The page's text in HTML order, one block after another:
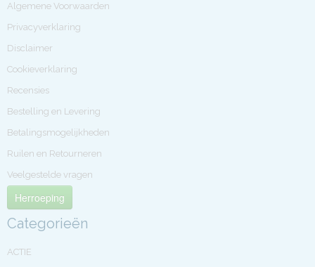
Algemene Voorwaarden
Privacyverklaring
Disclaimer
Cookieverklaring
Recensies
Bestelling en Levering
Betalingsmogelijkheden
Ruilen en Retourneren
Veelgestelde vragen
Herroeping
Categorieën
ACTIE